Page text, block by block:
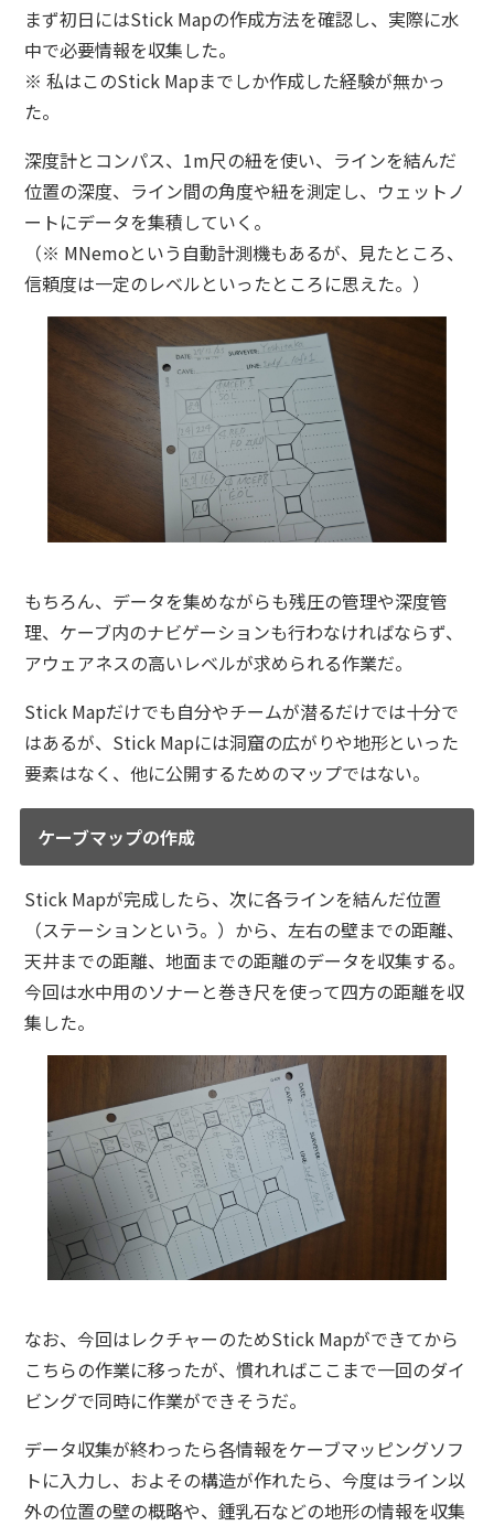
まず初日にはStick Mapの作成方法を確認し、実際に水
中で必要情報を収集した。
※ 私はこのStick Mapまでしか作成した経験が無かっ
た。
深度計とコンパス、1m尺の紐を使い、ラインを結んだ
位置の深度、ライン間の角度や紐を測定し、ウェットノ
ートにデータを集積していく。
（※ MNemoという自動計測機もあるが、見たところ、
信頼度は一定のレベルといったところに思えた。）
もちろん、データを集めながらも残圧の管理や深度管
理、ケーブ内のナビゲーションも行わなければならず、
アウェアネスの高いレベルが求められる作業だ。
Stick Mapだけでも自分やチームが潜るだけでは十分で
はあるが、Stick Mapには洞窟の広がりや地形といった
要素はなく、他に公開するためのマップではない。
ケーブマップの作成
Stick Mapが完成したら、次に各ラインを結んだ位置
（ステーションという。）から、左右の壁までの距離、
天井までの距離、地面までの距離のデータを収集する。
今回は水中用のソナーと巻き尺を使って四方の距離を収
集した。
なお、今回はレクチャーのためStick Mapができてから
こちらの作業に移ったが、慣れればここまで一回のダイ
ビングで同時に作業ができそうだ。
データ収集が終わったら各情報をケーブマッピングソフ
トに入力し、およその構造が作れたら、今度はライン以
外の位置の壁の概略や、鍾乳石などの地形の情報を収集